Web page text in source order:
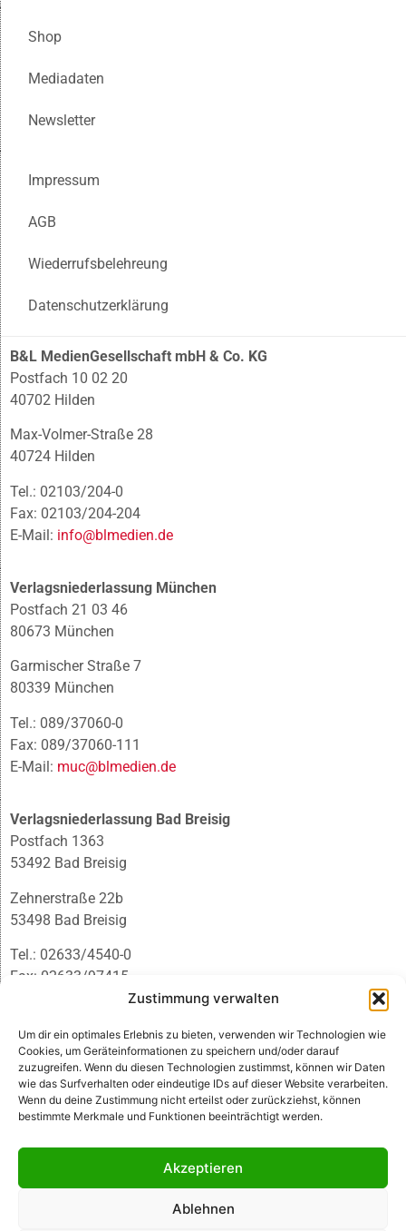
Zustimmung verwalten
Um dir ein optimales Erlebnis zu bieten, verwenden wir Technologien wie
Cookies, um Geräteinformationen zu speichern und/oder darauf
zuzugreifen. Wenn du diesen Technologien zustimmst, können wir Daten
wie das Surfverhalten oder eindeutige IDs auf dieser Website verarbeiten.
Wenn du deine Zustimmung nicht erteilst oder zurückziehst, können
bestimmte Merkmale und Funktionen beeinträchtigt werden.
Akzeptieren
Ablehnen
Shop
Mediadaten
Newsletter
Impressum
AGB
Wiederrufsbelehreung
Datenschutzerklärung
B&L MedienGesellschaft mbH & Co. KG
Postfach 10 02 20
40702 Hilden
Max-Volmer-Straße 28
40724 Hilden
Tel.: 02103/204-0
Fax: 02103/204-204
E-Mail: info@blmedien.de
Verlagsniederlassung München
Postfach 21 03 46
80673 München
Garmischer Straße 7
80339 München
Tel.: 089/37060-0
Fax: 089/37060-111
E-Mail: muc@blmedien.de
Verlagsniederlassung Bad Breisig
Postfach 1363
53492 Bad Breisig
Zehnerstraße 22b
53498 Bad Breisig
Tel.: 02633/4540-0
Fax: 02633/97415
infobb@blmedien.de